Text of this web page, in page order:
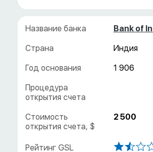
Bank of
Индия
1 906
2 500